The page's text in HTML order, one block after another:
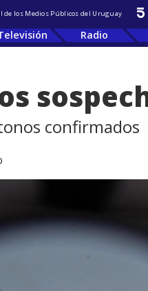
de los Medios Públicos del Uruguay
Radio
confirmados